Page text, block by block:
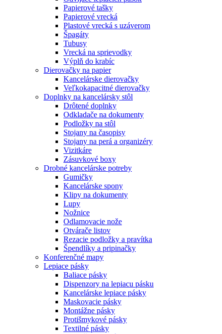
Papierové tašky
Papierové vrecká
Plastové vrecká s uzáverom
Špagáty
Tubusy
Vrecká na sprievodky
Výplň do krabíc
Dierovačky na papier
Kancelárske dierovačky
Veľkokapacitné dierovačky
Doplnky na kancelársky stôl
Drôtené doplnky
Odkladače na dokumenty
Podložky na stôl
Stojany na časopisy
Stojany na perá a organizéry
Vizitkáre
Zásuvkové boxy
Drobné kancelárske potreby
Gumičky
Kancelárske spony
Klipy na dokumenty
Lupy
Nožnice
Odlamovacie nože
Otvárače listov
Rezacie podložky a pravítka
Špendlíky a pripinačky
Konferenčné mapy
Lepiace pásky
Baliace pásky
Dispenzory na lepiacu pásku
Kancelárske lepiace pásky
Maskovacie pásky
Montážne pásky
Protišmykové pásky
Textilné pásky